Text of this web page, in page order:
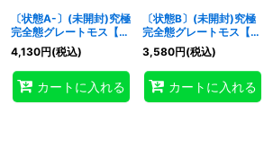
〔状態A-〕(未開封)究極
完全態グレートモス【ク
ォーターセンチュリーシ
ークレット】{EDC1-
JP001}《モンスター》
4,130円(税込)
カートに入れる
〔状態B〕(未開封)究極
完全態グレートモス【ク
ォーターセンチュリーシ
ークレット】{EDC1-
JP001}《モンスター》
3,580円(税込)
カートに入れる